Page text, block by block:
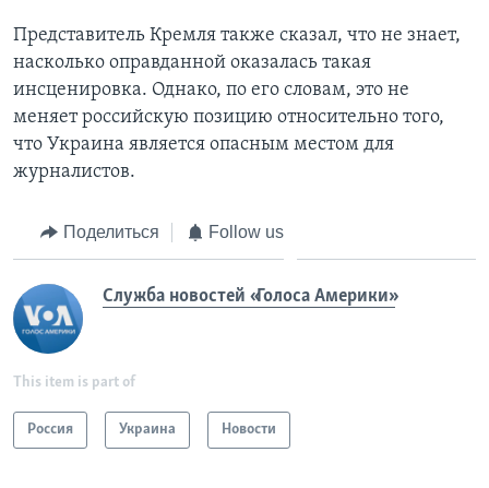
Представитель Кремля также сказал, что не знает,
насколько оправданной оказалась такая
инсценировка. Однако, по его словам, это не
меняет российскую позицию относительно того,
что Украина является опасным местом для
журналистов.
Поделиться Follow us
Служба новостей «Голоса Америки»
This item is part of
Россия Украина Новости